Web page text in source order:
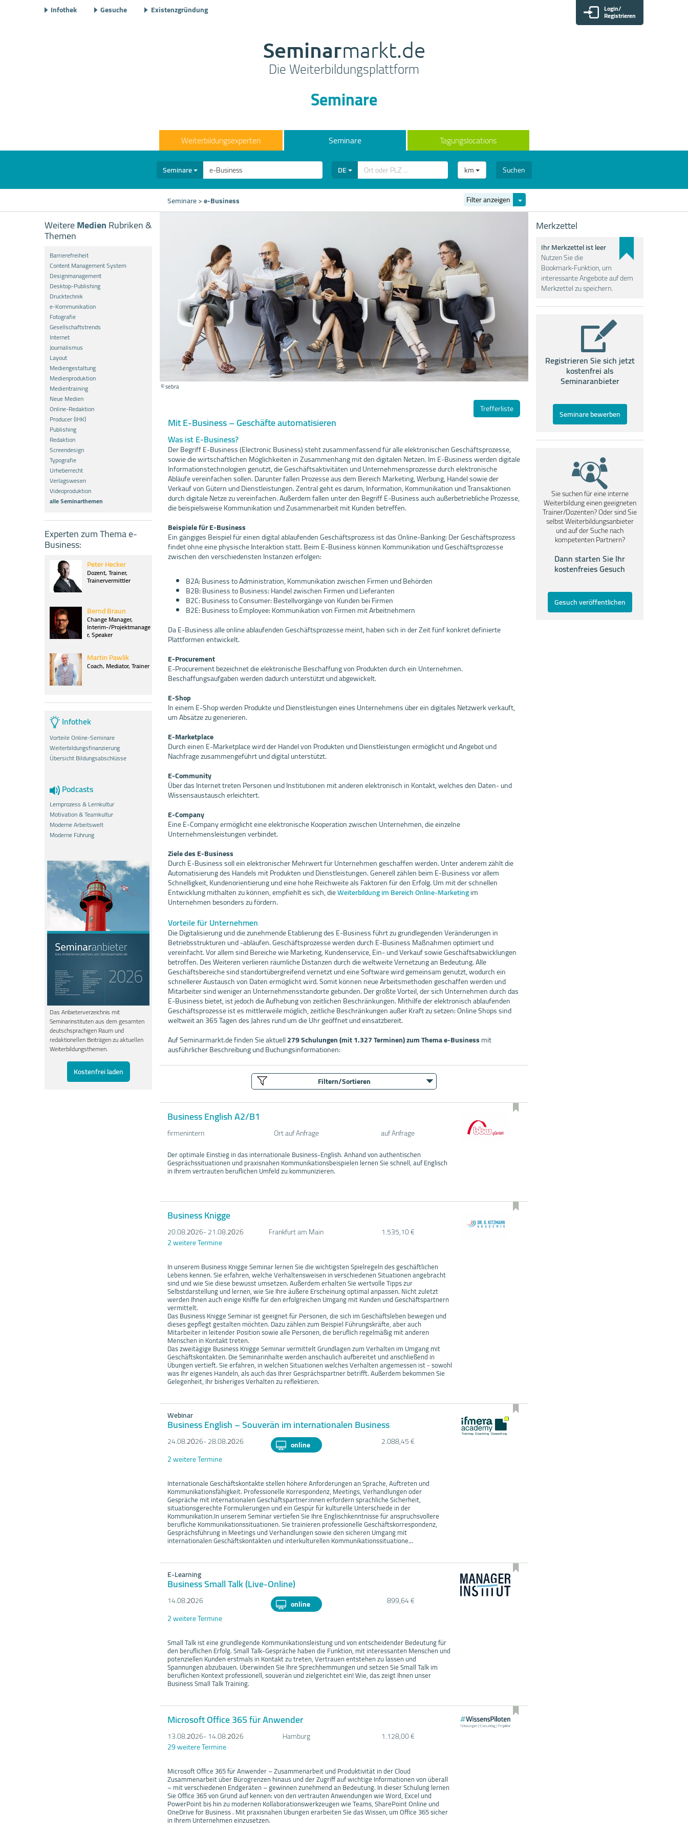
Infothek Gesuche Existenzgründung Login/
Registrieren
Seminarmarkt.de
Die Weiterbildungsplattform
Seminare
Weiterbildungsexperten Seminare Tagungslocations
Seminare DE km Suchen
Filter anzeigen
Filter
ein-/ausblenden
Seminare>e-Business
WeitereMedienRubriken &
Themen
Barrierefreiheit
Content Management System
Designmanagement
Desktop-Publishing
Drucktechnik
e-Kommunikation
Fotografie
Gesellschaftstrends
Internet
Journalismus
Layout
Mediengestaltung
Medienproduktion
Medientraining
Neue Medien
Online-Redaktion
Producer (IHK)
Publishing
Redaktion
Screendesign
Typografie
Urheberrecht
Verlagswesen
Videoproduktion
alle Seminarthemen
Experten zum Thema e-
Business:
Peter Hecker
Dozent,Trainer,
Trainervermittler
Bernd Braun
Change Manager,
Interim-/Projektmanage
r,Speaker
Martin Pawlik
Coach, Mediator,Trainer
Infothek
Vorteile Online-Seminare
Weiterbildungsfinanzierung
Übersicht Bildungsabschlüsse
Podcasts
Lernprozess & Lernkultur
Motivation & Teamkultur
Moderne Arbeitswelt
Moderne Führung
Das Anbieterverzeichnis mit
Seminarinstituten aus dem gesamten
deutschsprachigen Raum und
redaktionellen Beiträgen zu aktuellen
Weiterbildungsthemen.
Kostenfrei laden
© sebra
Trefferliste
Mit E-Business – Geschäfte automatisieren
Was ist E-Business?
Der Begriff E-Business (Electronic Business) steht zusammenfassend für alle elektronischen Geschäftsprozesse,
sowie die wirtschaftlichen Möglichkeiten in Zusammenhang mit den digitalen Netzen. Im E-Business werden digitale
Informationstechnologien genutzt, die Geschäftsaktivitäten und Unternehmensprozesse durch elektronische
Abläufe vereinfachen sollen. Darunter fallen Prozesse aus dem Bereich Marketing, Werbung, Handel sowie der
Verkauf von Gütern und Dienstleistungen. Zentral geht es darum, Information, Kommunikation und Transaktionen
durch digitale Netze zu vereinfachen. Außerdem fallen unter den Begriff E-Business auch außerbetriebliche Prozesse,
die beispielsweise Kommunikation und Zusammenarbeit mit Kunden betreffen.
Beispiele für E-Business
Ein gängiges Beispiel für einen digital ablaufenden Geschäftsprozess ist das Online-Banking: Der Geschäftsprozess
findet ohne eine physische Interaktion statt. Beim E-Business können Kommunikation und Geschäftsprozesse
zwischen den verschiedensten Instanzen erfolgen:
B2A: Business to Administration, Kommunikation zwischen Firmen und Behörden
B2B: Business to Business: Handel zwischen Firmen und Lieferanten
B2C: Business to Consumer: Bestellvorgänge von Kunden bei Firmen
B2E: Business to Employee: Kommunikation von Firmen mit Arbeitnehmern
Da E-Business alle online ablaufenden Geschäftsprozesse meint, haben sich in der Zeit fünf konkret definierte
Plattformen entwickelt.
E-Procurement
E-Procurement bezeichnet die elektronische Beschaffung von Produkten durch ein Unternehmen.
Beschaffungsaufgaben werden dadurch unterstützt und abgewickelt.
E-Shop
In einem E-Shop werden Produkte und Dienstleistungen eines Unternehmens über ein digitales Netzwerk verkauft,
um Absätze zu generieren.
E-Marketplace
Durch einen E-Marketplace wird der Handel von Produkten und Dienstleistungen ermöglicht und Angebot und
Nachfrage zusammengeführt und digital unterstützt.
E-Community
Über das Internet treten Personen und Institutionen mit anderen elektronisch in Kontakt, welches den Daten- und
Wissensaustausch erleichtert.
E-Company
Eine E-Company ermöglicht eine elektronische Kooperation zwischen Unternehmen, die einzelne
Unternehmensleistungen verbindet.
Ziele des E-Business
Durch E-Business soll ein elektronischer Mehrwert für Unternehmen geschaffen werden. Unter anderem zählt die
Automatisierung des Handels mit Produkten und Dienstleistungen. Generell zählen beim E-Business vor allem
Schnelligkeit, Kundenorientierung und eine hohe Reichweite als Faktoren für den Erfolg. Um mit der schnellen
Entwicklung mithalten zu können, empfiehlt es sich, dieWeiterbildung im Bereich Online-Marketingim
Unternehmen besonders zu fördern.
Vorteile für Unternehmen
Die Digitalisierung und die zunehmende Etablierung des E-Business führt zu grundlegenden Veränderungen in
Betriebsstrukturen und -abläufen. Geschäftsprozesse werden durch E-Business Maßnahmen optimiert und
vereinfacht. Vor allem sind Bereiche wie Marketing, Kundenservice, Ein- und Verkauf sowie Geschäftsabwicklungen
betroffen. Des Weiteren verlieren räumliche Distanzen durch die weltweite Vernetzung an Bedeutung. Alle
Geschäftsbereiche sind standortübergreifend vernetzt und eine Software wird gemeinsam genutzt, wodurch ein
schnellerer Austausch von Daten ermöglicht wird. Somit können neue Arbeitsmethoden geschaffen werden und
Mitarbeiter sind weniger an Unternehmensstandorte gebunden. Der größte Vorteil, der sich Unternehmen durch das
E-Business bietet, ist jedoch die Aufhebung von zeitlichen Beschränkungen. Mithilfe der elektronisch ablaufenden
Geschäftsprozesse ist es mittlerweile möglich, zeitliche Beschränkungen außer Kraft zu setzen: Online Shops sind
weltweit an 365 Tagen des Jahres rund um die Uhr geöffnet und einsatzbereit.
Auf Seminarmarkt.de finden Sie aktuell279 Schulungen (mit 1.327 Terminen) zum Thema e-Businessmit
ausführlicher Beschreibung und Buchungsinformationen:
Filtern/Sortieren
Business English A2/B1
firmenintern Ort auf Anfrage auf Anfrage
Der optimale Einstieg in das internationale Business-English. Anhand von authentischen
Gesprächssituationen und praxisnahen Kommunikationsbeispielen lernen Sie schnell, auf Englisch
in Ihrem vertrauten beruflichen Umfeld zu kommunizieren.
Business Knigge
20.08.2026- 21.08.2026 Frankfurt am Main
1.535,10 €
2 weitere Termine
In unserem Business Knigge Seminar lernen Sie die wichtigsten Spielregeln des geschäftlichen
Lebens kennen. Sie erfahren, welche Verhaltensweisen in verschiedenen Situationen angebracht
sind und wie Sie diese bewusst umsetzen. Außerdem erhalten Sie wertvolle Tipps zur
Selbstdarstellung und lernen, wie Sie Ihre äußere Erscheinung optimal anpassen. Nicht zuletzt
werden Ihnen auch einige Kniffe für den erfolgreichen Umgang mit Kunden und Geschäftspartnern
vermittelt.
Das Business Knigge Seminar ist geeignet für Personen, die sich im Geschäftsleben bewegen und
dieses gepflegt gestalten möchten. Dazu zählen zum Beispiel Führungskräfte, aber auch
Mitarbeiter in leitender Position sowie alle Personen, die beruflich regelmäßig mit anderen
Menschen in Kontakt treten.
Das zweitägige Business Knigge Seminar vermittelt Grundlagen zum Verhalten im Umgang mit
Geschäftskontakten. Die Seminarinhalte werden anschaulich aufbereitet und anschließend in
Übungen vertieft. Sie erfahren, in welchen Situationen welches Verhalten angemessen ist - sowohl
was Ihr eigenes Handeln, als auch das Ihrer Gesprächspartner betrifft. Außerdem bekommen Sie
Gelegenheit, Ihr bisheriges Verhalten zu reflektieren.
Webinar
Business English – Souverän im internationalen Business
24.08.2026- 28.08.2026 online
2.088,45 €
2 weitere Termine
Internationale Geschäftskontakte stellen höhere Anforderungen an Sprache, Auftreten und
Kommunikationsfähigkeit. Professionelle Korrespondenz, Meetings, Verhandlungen oder
Gespräche mit internationalen Geschäftspartner:innen erfordern sprachliche Sicherheit,
situationsgerechte Formulierungen und ein Gespür für kulturelle Unterschiede in der
Kommunikation.In unserem Seminar vertiefen Sie Ihre Englischkenntnisse für anspruchsvollere
berufliche Kommunikationssituationen. Sie trainieren professionelle Geschäftskorrespondenz,
Gesprächsführung in Meetings und Verhandlungen sowie den sicheren Umgang mit
internationalen Geschäftskontakten und interkulturellen Kommunikationssituatione...
E-Learning
Business Small Talk (Live-Online)
14.08.2026 online
899,64 €
2 weitere Termine
Small Talk ist eine grundlegende Kommunikationsleistung und von entscheidender Bedeutung für
den beruflichen Erfolg. Small Talk-Gespräche haben die Funktion, mit interessanten Menschen und
potenziellen Kunden erstmals in Kontakt zu treten, Vertrauen entstehen zu lassen und
Spannungen abzubauen. Überwinden Sie Ihre Sprechhemmungen und setzen Sie Small Talk im
beruflichen Kontext professionell, souverän und zielgerichtet ein! Wie, das zeigt Ihnen unser
Business Small Talk Training.
Microsoft Office 365 für Anwender
13.08.2026- 14.08.2026 Hamburg
1.128,00 €
29 weitere Termine
Microsoft Office 365 für Anwender – Zusammenarbeit und Produktivität in der Cloud
Zusammenarbeit über Bürogrenzen hinaus und der Zugriff auf wichtige Informationen von überall
– mit verschiedenen Endgeräten – gewinnen zunehmend an Bedeutung. In dieser Schulung lernen
Sie Office 365 von Grund auf kennen: von den vertrauten Anwendungen wie Word, Excel und
PowerPoint bis hin zu modernen Kollaborationswerkzeugen wie Teams, SharePoint Online und
OneDrive for Business . Mit praxisnahen Übungen erarbeiten Sie das Wissen, um Office 365 sicher
in Ihrem Unternehmen einzusetzen.
Merkzettel
Ihr Merkzettel ist leer
Nutzen Sie die
Bookmark-Funktion, um
interessante Angebote auf dem
Merkzettel zu speichern.
Registrieren Sie sich jetzt
kostenfrei als
Seminaranbieter
Seminare bewerben
Sie suchen für eine interne
Weiterbildung einen geeigneten
Trainer/Dozenten? Oder sind Sie
selbst Weiterbildungsanbieter
und auf der Suche nach
kompetenten Partnern?
Dann starten Sie Ihr
kostenfreies Gesuch
Gesuch veröffentlichen